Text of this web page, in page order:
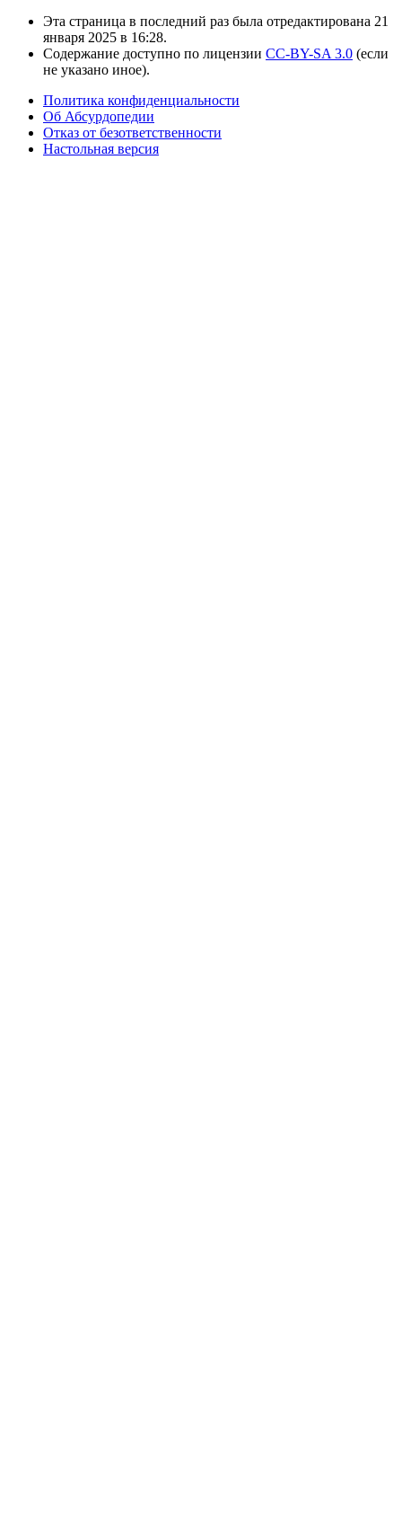
Эта страница в последний раз была отредактирована 21
января 2025 в 16:28.
Содержание доступно по лицензии CC-BY-SA 3.0 (если
не указано иное).
Политика конфиденциальности
Об Абсурдопедии
Отказ от безответственности
Настольная версия